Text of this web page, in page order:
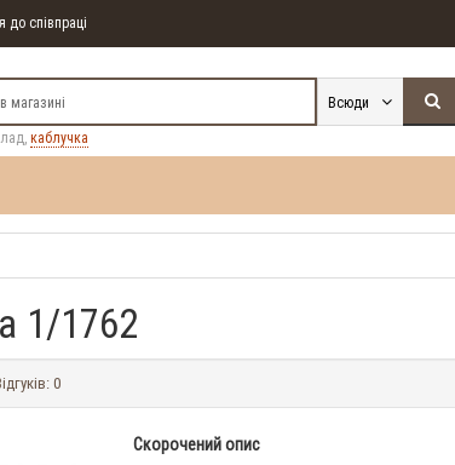
до співпраці
Всюди
каблучка
1/1762
0
Скорочений опис